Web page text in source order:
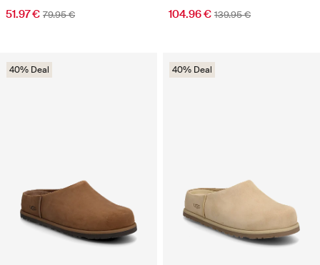
51.97 € 79.95 € 104.96 € 139.95 €
40% Deal 40% Deal